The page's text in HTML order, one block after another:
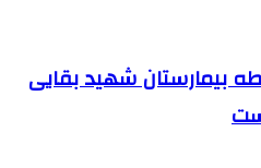
بیمارستان شهید بقایی